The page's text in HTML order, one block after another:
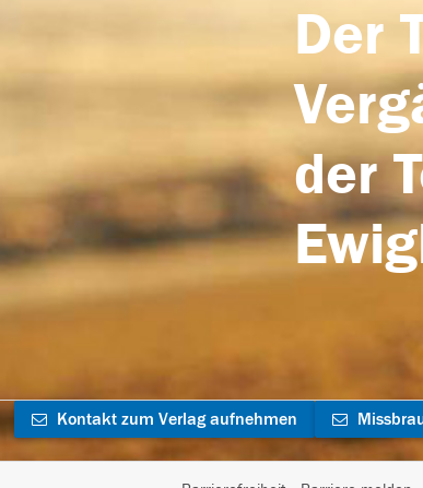
Der
der
Kontakt zum Verlag aufnehmen